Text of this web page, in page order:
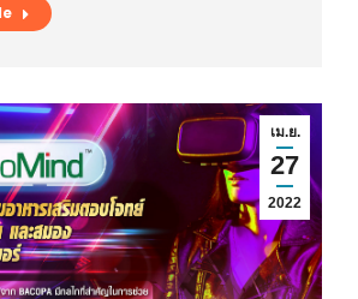
เม.ย.
27
2022